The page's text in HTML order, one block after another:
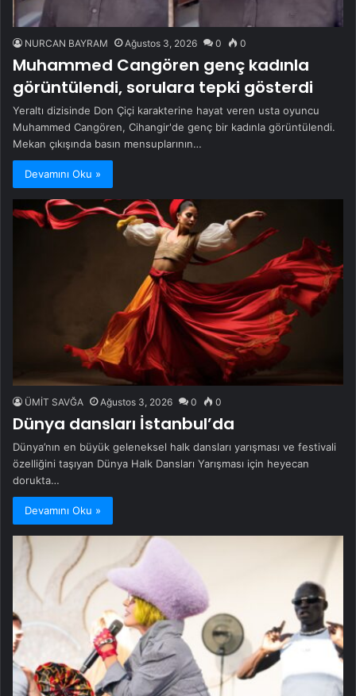
NURCAN BAYRAM Ağustos 3, 2026 0 0
Muhammed Cangören genç kadınla
görüntülendi, sorulara tepki gösterdi
Yeraltı dizisinde Don Çiçi karakterine hayat veren usta oyuncu
Muhammed Cangören, Cihangir'de genç bir kadınla görüntülendi.
Mekan çıkışında basın mensuplarının…
Devamını Oku »
ÜMİT SAVĞA Ağustos 3, 2026 0 0
Dünya dansları İstanbul’da
Dünya’nın en büyük geleneksel halk dansları yarışması ve festivali
özelliğini taşıyan Dünya Halk Dansları Yarışması için heyecan
dorukta…
Devamını Oku »